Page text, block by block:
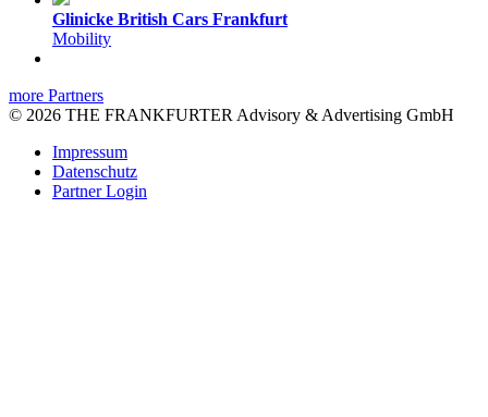
Glinicke British Cars Frankfurt
Mobility
more Partners
© 2026 THE FRANKFURTER Advisory & Advertising GmbH
Impressum
Datenschutz
Partner Login